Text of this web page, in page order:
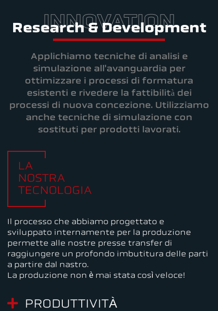
INNOVATION
Research & Development
Applichiamo tecniche di analisi e
simulazione all'avanguardia per
ottimizzare i processi di formatura
esistenti e rivedere la fattibilità dei
processi di nuova concezione. Utilizziamo
anche tecniche di simulazione con
sostituti per prodotti lavorati.
LA
NOSTRA
TECNOLOGIA
Il processo che abbiamo progettato e
sviluppato internamente per la produzione
permette alle nostre presse transfer di
raggiungere un profondo imbutitura delle parti
a partire dal nastro.
La produzione non è mai stata così veloce!
PRODUTTIVITÀ